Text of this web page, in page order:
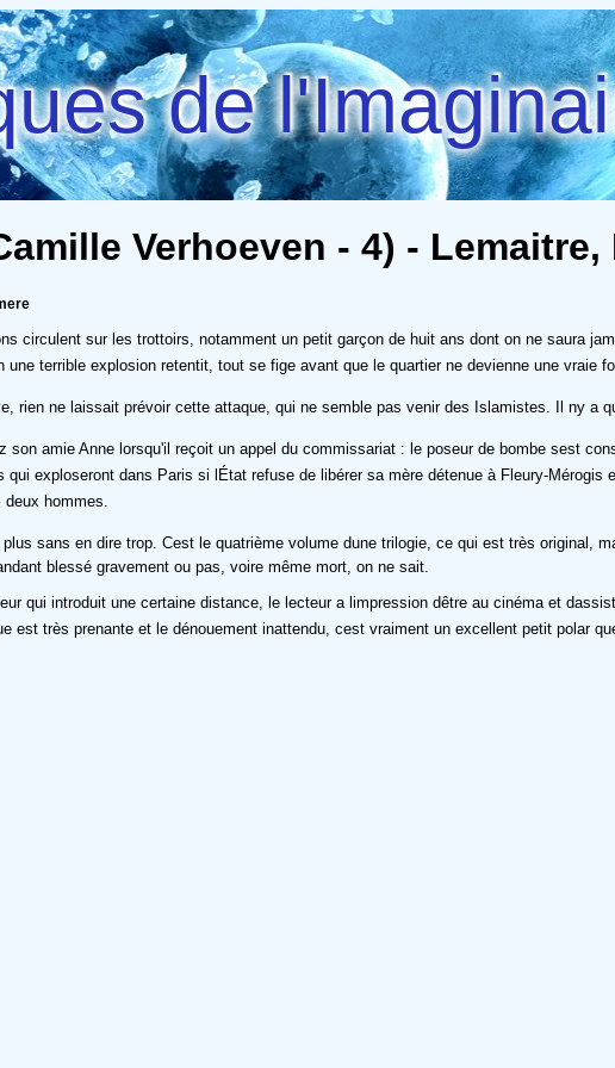
de
Verhoeven - 4) - Lemaitre,
circulent sur les trottoirs, notamment un petit garçon de huit ans dont on ne saura
une terrible explosion retentit, tout se fige avant que le quartier ne devienne une vraie
rien ne laissait prévoir cette attaque, qui ne semble pas venir des Islamistes. Il ny a
son amie Anne lorsqu'il reçoit un appel du commissariat : le poseur de bombe sest
exploseront dans Paris si lÉtat refuse de libérer sa mère détenue à Fleury-Mérogis
hommes.
sans en dire trop. Cest le quatrième volume dune trilogie, ce qui est très original,
blessé gravement ou pas, voire même mort, on ne sait.
qui introduit une certaine distance, le lecteur a limpression dêtre au cinéma et
est très prenante et le dénouement inattendu, cest vraiment un excellent petit polar